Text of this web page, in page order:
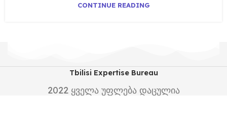
CONTINUE READING
Tbilisi Expertise Bureau
2022 ყველა უფლება დაცულია